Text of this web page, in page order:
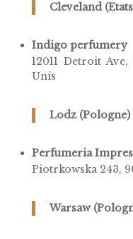
Cleveland
Indigo perfumery
12011 Detroit
Unis
Lodz (Pologne)
Perfumeria
Piotrkowska 243,
Warsaw